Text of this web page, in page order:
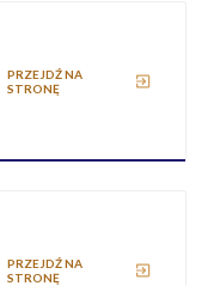
PRZEJDŹ NA
STRONĘ
PRZEJDŹ NA
STRONĘ